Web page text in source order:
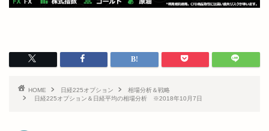
HOME 日経225オプション
相場分析＆戦略
日経225オプション＆日経平均の相場分析 ※2018年10月7日